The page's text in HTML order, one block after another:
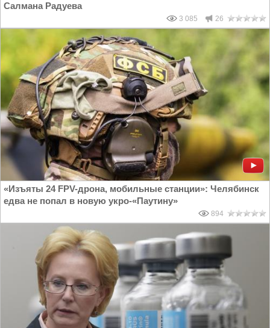
Салмана Радуева
3 085 26
«Изъяты 24 FPV-дрона, мобильные станции»: Челябинск
едва не попал в новую укро-«Паутину»
894